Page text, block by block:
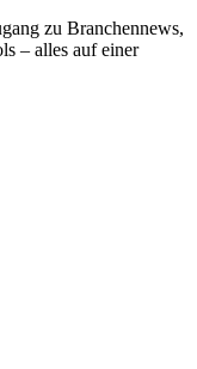
zu Branchennews,
– alles auf einer